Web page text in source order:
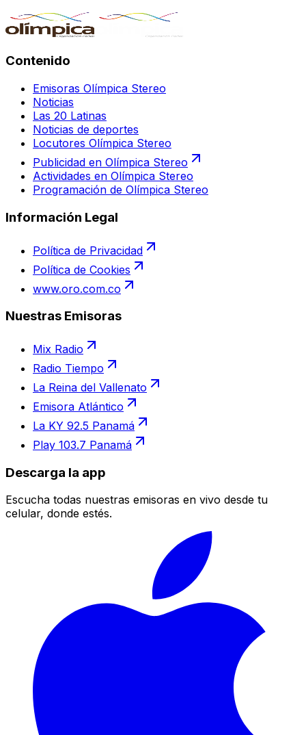
Contenido
Emisoras Olímpica Stereo
Noticias
Las 20 Latinas
Noticias de deportes
Locutores Olímpica Stereo
Publicidad en Olímpica Stereo
Actividades en Olímpica Stereo
Programación de Olímpica Stereo
Información Legal
Política de Privacidad
Política de Cookies
www.oro.com.co
Nuestras Emisoras
Mix Radio
Radio Tiempo
La Reina del Vallenato
Emisora Atlántico
La KY 92.5 Panamá
Play 103.7 Panamá
Descarga la app
Escucha todas nuestras emisoras en vivo desde tu
celular, donde estés.